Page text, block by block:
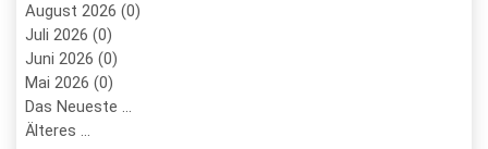
August 2026 (0)
Juli 2026 (0)
Juni 2026 (0)
Mai 2026 (0)
Das Neueste ...
Älteres ...